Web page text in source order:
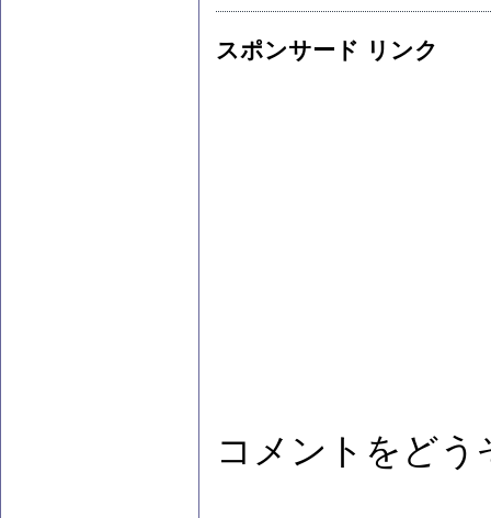
スポンサード リンク
コメントをどう